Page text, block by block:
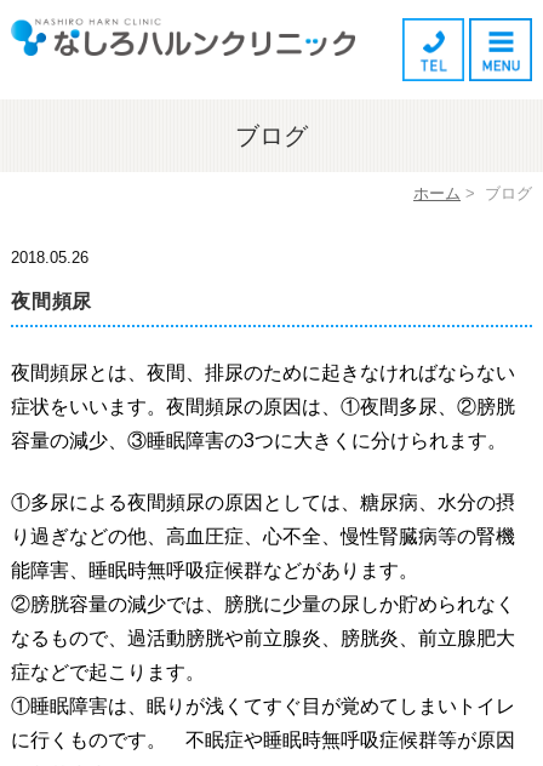
ブログ
ホーム > ブログ
2018.05.26
夜間頻尿
夜間頻尿とは、夜間、排尿のために起きなければならない
症状をいいます。夜間頻尿の原因は、①夜間多尿、②膀胱
容量の減少、③睡眠障害の3つに大きくに分けられます。
①多尿による夜間頻尿の原因としては、糖尿病、水分の摂
り過ぎなどの他、高血圧症、心不全、慢性腎臓病等の腎機
能障害、睡眠時無呼吸症候群などがあります。
②膀胱容量の減少では、膀胱に少量の尿しか貯められなく
なるもので、過活動膀胱や前立腺炎、膀胱炎、前立腺肥大
症などで起こります。
①睡眠障害は、眠りが浅くてすぐ目が覚めてしまいトイレ
に行くものです。 不眠症や睡眠時無呼吸症候群等が原因